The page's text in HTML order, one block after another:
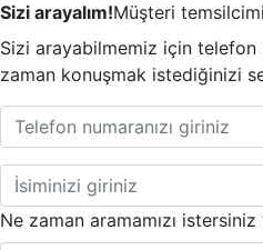
Sizi arayalım!Müşteri
Sizi arayabilmemiz için telefon
zaman konuşmak istediğinizi
Ne zaman aramamızı istersiniz